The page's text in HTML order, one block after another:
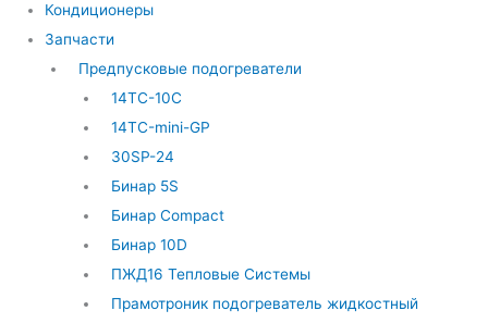
Кондиционеры
Запчасти
Предпусковые подогреватели
14ТС-10С
14ТС-mini-GP
30SP-24
Бинар 5S
Бинар Compact
Бинар 10D
ПЖД16 Тепловые Системы
Прамотроник подогреватель жидкостный